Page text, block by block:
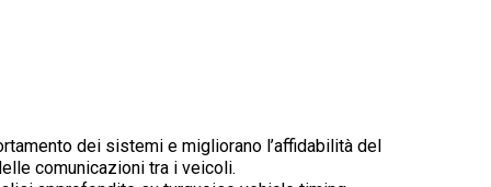
dei sistemi e migliorano l’affidabilità del
comunicazioni tra i veicoli.